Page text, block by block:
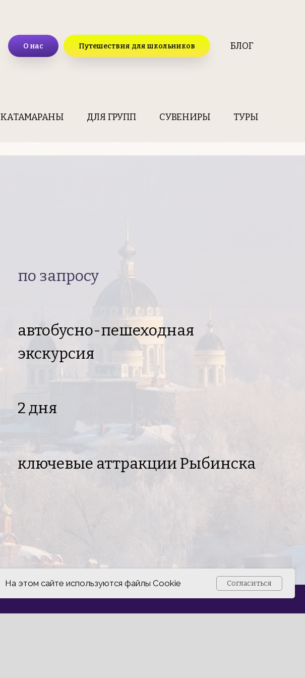
О нас Путешествия для школьников БЛОГ
КАТАМАРАНЫ ДЛЯ ГРУПП СУВЕНИРЫ ТУРЫ
по запросу
автобусно-пешеходная
экскурсия
2 дня
ключевые аттракции Рыбинска
На этом сайте используются файлы Cookie
Согласиться